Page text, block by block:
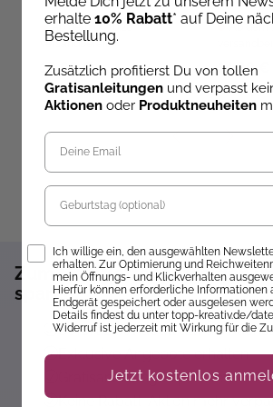
Ab dem 09.10.26
versandbereit
19,99 €
Ab dem
14,99 €
Zum Newsletter anmelden
sparen!*
Sofort 10% Rabatt auf die
Exklusive Angebote erhalten
Gratisanleitungen per
Keine Rabatt-Aktion mehr
erhalte 10% Rabatt* auf Deine
Bestellung.
Zusätzlich profitierst Du von tollen
Gratisanleitungen und verpasst
Aktionen oder Produktneuheiten
Geburtstag
Opt-InIch willige ein, den ausgewählten
erhalten. Zur Optimierung und
mein Öffnungs- und Klickverhalten
Hierfür können erforderliche Informationen
Endgerät gespeichert oder ausgelesen
Details findest du unter topp-kreativ.de/
Widerruf ist jederzeit mit Wirkung für die
Jetzt kostenlos